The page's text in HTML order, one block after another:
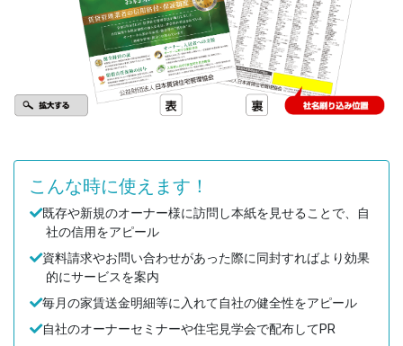
こんな時に使えます！
既存や新規のオーナー様に訪問し本紙を見せることで、自
社の信用をアピール
資料請求やお問い合わせがあった際に同封すればより効果
的にサービスを案内
毎月の家賃送金明細等に入れて自社の健全性をアピール
自社のオーナーセミナーや住宅見学会で配布してPR